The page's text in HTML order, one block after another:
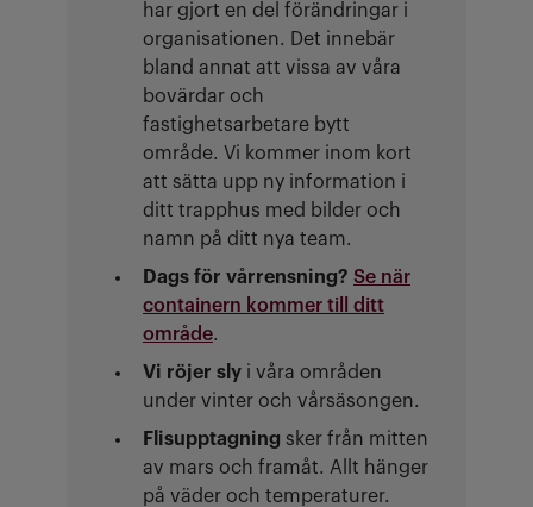
har gjort en del förändringar i
organisationen. Det innebär
bland annat att vissa av våra
bovärdar och
fastighetsarbetare bytt
område. Vi kommer inom kort
att sätta upp ny information i
ditt trapphus med bilder och
namn på ditt nya team.
Dags för vårrensning? Se när
containern kommer till ditt
område.
Vi röjer sly i våra områden
under vinter och vårsäsongen.
Flisupptagning sker från mitten
av mars och framåt. Allt hänger
på väder och temperaturer.